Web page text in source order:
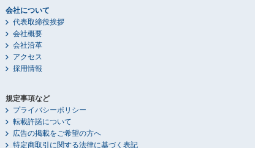
会社について
代表取締役挨拶
会社概要
会社沿革
アクセス
採用情報
規定事項など
プライバシーポリシー
転載許諾について
広告の掲載をご希望の方へ
特定商取引に関する法律に基づく表記